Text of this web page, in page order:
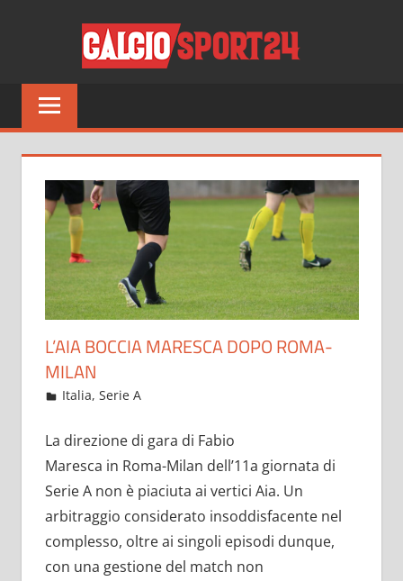
Tutto
sul
del
non
solo
L’AIA BOCCIA MARESCA DOPO ROMA-
MILAN
Novembre 3, 2021
admin
Italia,Serie A
La direzione di gara di Fabio
Maresca in Roma-Milan dell’11a giornata di
Serie A non è piaciuta ai vertici Aia. Un
arbitraggio considerato insoddisfacente nel
complesso, oltre ai singoli episodi dunque,
con una gestione del match non